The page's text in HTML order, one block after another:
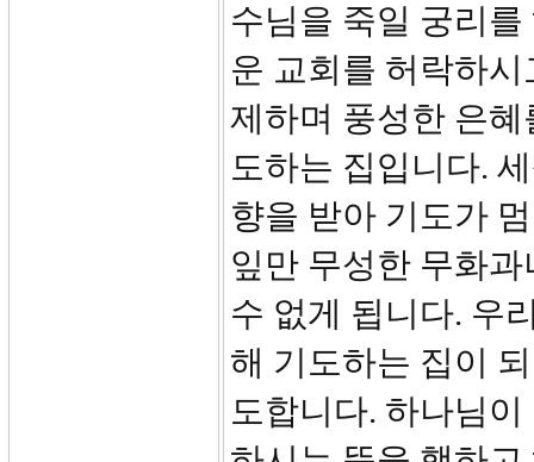
수님을 죽일 궁리
운 교회를 허락하
제하며 풍성한 은
도하는 집입니다.
향을 받아 기도가
잎만 무성한 무화
수 없게 됩니다. 우
해 기도하는 집이
도합니다. 하나님